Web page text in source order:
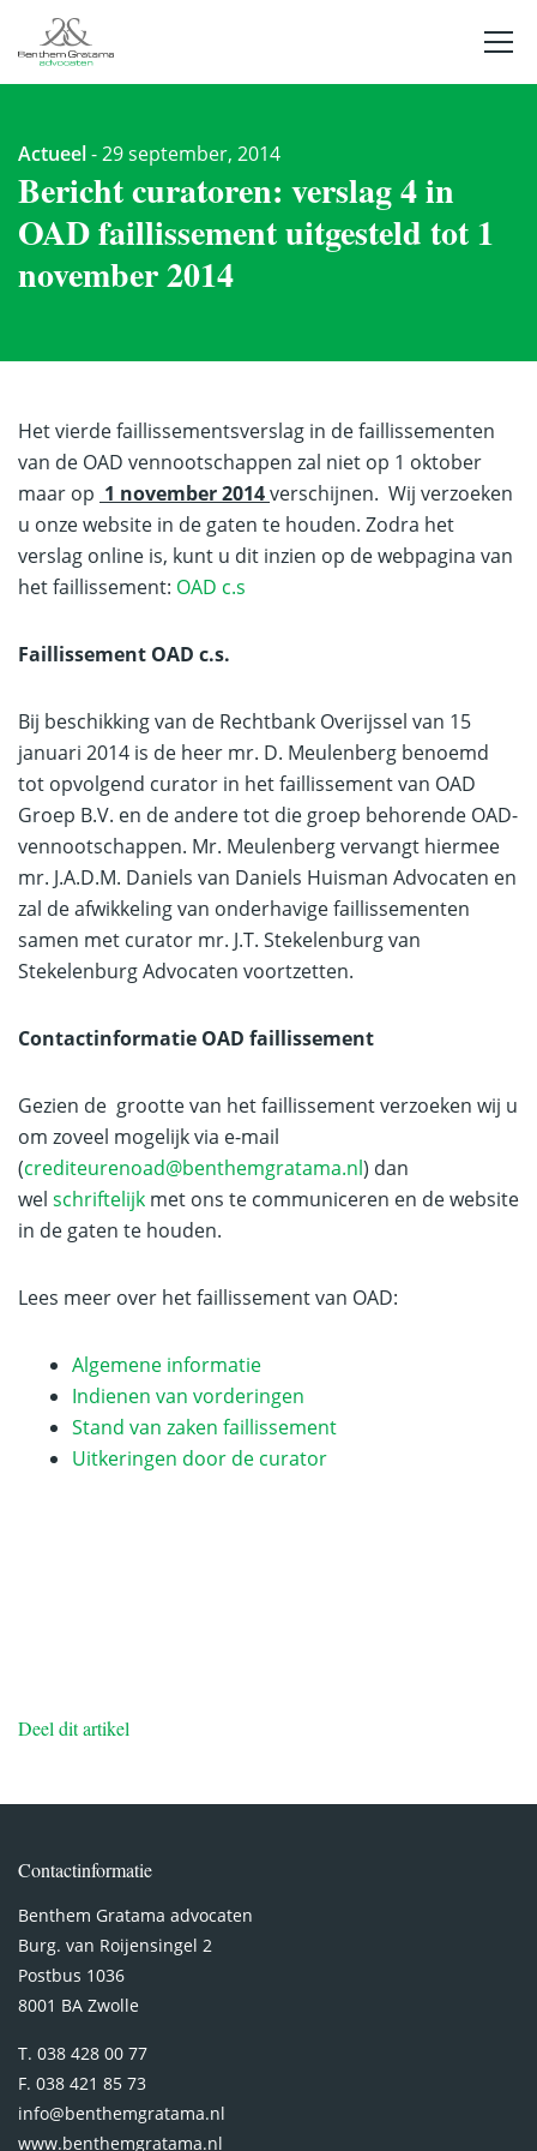
Actueel-29 september, 2014
Bericht curatoren: verslag 4 in
OAD faillissement uitgesteld tot 1
november 2014
Het vierde faillissementsverslag in de faillissementen
van de OAD vennootschappen zal niet op 1 oktober
maar op 1 november 2014verschijnen. Wij verzoeken
u onze website in de gaten te houden. Zodra het
verslag online is, kunt u dit inzien op de webpagina van
het faillissement: OAD c.s
Faillissement OAD c.s.
Bij beschikking van de Rechtbank Overijssel van 15
januari 2014 is de heer mr. D. Meulenberg benoemd
tot opvolgend curator in het faillissement van OAD
Groep B.V. en de andere tot die groep behorende OAD-
vennootschappen. Mr. Meulenberg vervangt hiermee
mr. J.A.D.M. Daniels van Daniels Huisman Advocaten en
zal de afwikkeling van onderhavige faillissementen
samen met curator mr. J.T. Stekelenburg van
Stekelenburg Advocaten voortzetten.
Contactinformatie OAD faillissement
Gezien de grootte van het faillissement verzoeken wij u
om zoveel mogelijk via e-mail
(crediteurenoad@benthemgratama.nl) dan
wel schriftelijk met ons te communiceren en de website
in de gaten te houden.
Lees meer over het faillissement van OAD:
Algemene informatie
Indienen van vorderingen
Stand van zaken faillissement
Uitkeringen door de curator
Deel dit artikel
Contactinformatie
Benthem Gratama advocaten
Burg. van Roijensingel 2
Postbus 1036
8001 BA Zwolle
T. 038 428 00 77
F. 038 421 85 73
info@benthemgratama.nl
www.benthemgratama.nl